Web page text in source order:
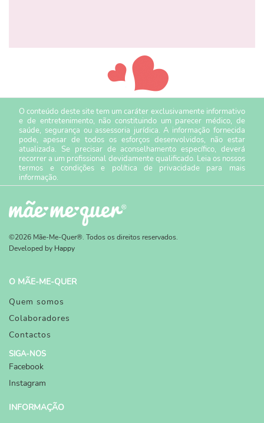
O conteúdo deste site tem um caráter exclusivamente informativo
e de entretenimento, não constituindo um parecer médico, de
saúde, segurança ou assessoria jurídica. A informação fornecida
pode, apesar de todos os esforços desenvolvidos, não estar
atualizada. Se precisar de aconselhamento específico, deverá
recorrer a um profissional devidamente qualificado. Leia os nossos
termos e condiçõese política de privacidade para mais
informação.
©2026 Mãe-Me-Quer®. Todos os direitos reservados.
Developed by Happy
O MÃE-ME-QUER
Quem somos
Colaboradores
Contactos
SIGA-NOS
Facebook
Instagram
INFORMAÇÃO